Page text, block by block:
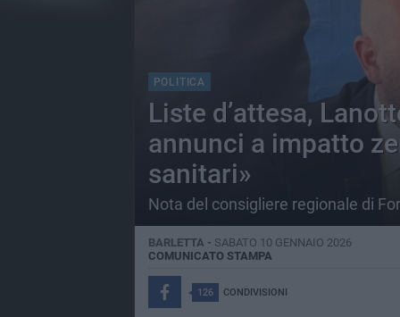
POLITICA
Liste d’attesa,
annunci a impatto
sanitari»
Nota del consigliere regionale di
BARLETTA - SABATO 10 GENNAIO 2026
COMUNICATO STAMPA
126 CONDIVISIONI